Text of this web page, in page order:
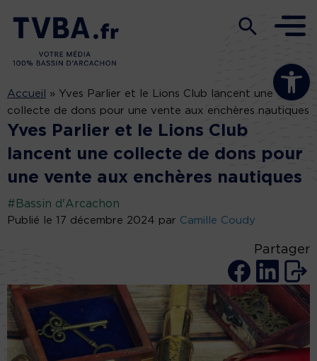
Ouvrir la
Accueil » Yves Parlier et le Lions Club lancent une
collecte de dons pour une vente aux enchères nautiques
Yves Parlier et le Lions Club
lancent une collecte de dons pour
une vente aux enchères nautiques
#Bassin d'Arcachon
Publié le 17 décembre 2024 par Camille Coudy
Partager